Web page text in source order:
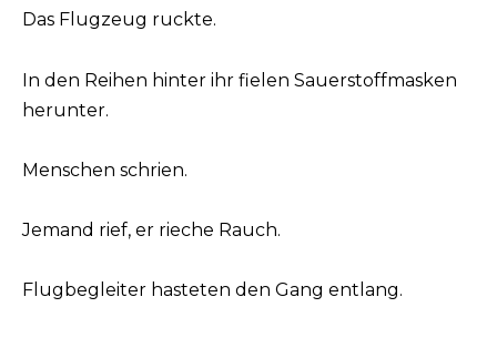
Das Flugzeug ruckte.
In den Reihen hinter ihr fielen Sauerstoffmasken
herunter.
Menschen schrien.
Jemand rief, er rieche Rauch.
Flugbegleiter hasteten den Gang entlang.